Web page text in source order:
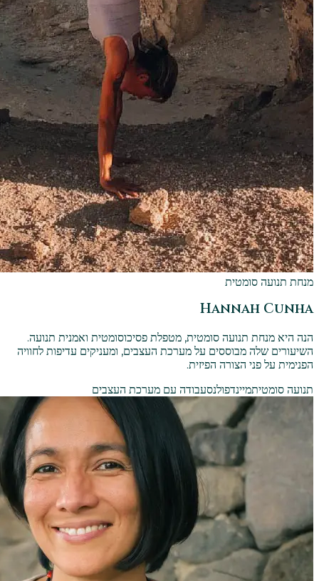
מנחת תנועה סומטית
Hannah Cunha
הנה היא מנחת תנועה סומטית, מטפלת פסיכוסומטית ואמנית תנועה.
השיעורים שלה מבוססים על מערכת העצבים, ומעניקים עדיפות לחוויה
הפנימית על פני הצורה הפיזית.
תנועה סומטיתמיינדפולנסעבודה עם מערכת העצבים